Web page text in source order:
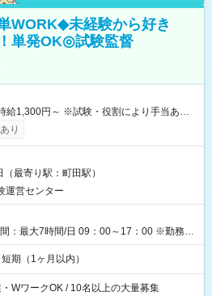
WORK◆未経験から好き
単発OK◎試験監督
給あり 【即給（前払い）オプションあ
合、勤務から1週間ほどで給与の一部を受け
験 8:30～17:30（休憩1時間） 時給1,300円
円＋交通費 ※当日の役割により時給＋100
試験 7:00～13:30（休憩なし） 時給1,300
×6時間＝日収8,400円＋交通費 【試用期
り
最寄り駅：町田駅）
運営センター
：最大7時間/日 09：00～17：00 ※勤務時
なります。
期（1ヶ月以内）
WワークOK / 10名以上の大量募集